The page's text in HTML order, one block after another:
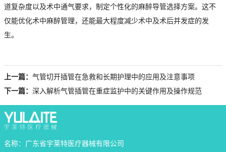
道复杂度以及术中通气要求，制定个性化的麻醉导管选择方案。这不
仅能优化术中麻醉管理，还能最大程度减少术中及术后并发症的发
生。
上一篇： 气管切开插管在急救和长期护理中的应用及注意事项
下一篇： 深入解析气管插管在重症监护中的关键作用及操作规范
名称：广东省宇莱特医疗器械有限公司